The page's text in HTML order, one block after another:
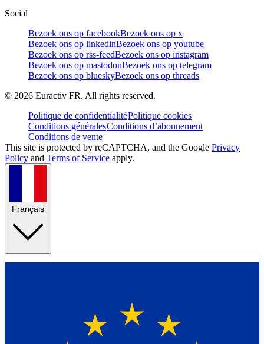
Social
Bezoek ons op facebookBezoek ons op x
Bezoek ons op linkedinBezoek ons op youtube
Bezoek ons op rss-feedBezoek ons op instagram
Bezoek ons op mastodonBezoek ons op telegram
Bezoek ons op blueskyBezoek ons op threads
© 2026 Euractiv FR. All rights reserved.
Politique de confidentialitéPolitique cookies
Conditions généralesConditions d’abonnement
Conditions de vente
This site is protected by reCAPTCHA, and the Google Privacy
Policy and Terms of Service apply.
Français